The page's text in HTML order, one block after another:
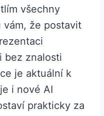
všechny
vám, že postavit
bez znalosti
je aktuální k
i nové AI
prakticky za